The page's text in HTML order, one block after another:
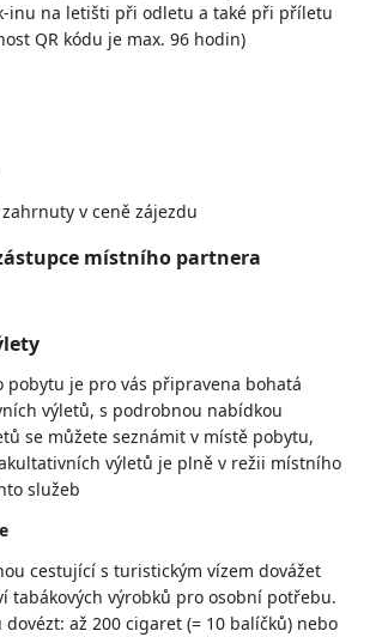
inu na letišti při odletu a také při příletu
QR kódu je max. 96 hodin)
v ceně zájezdu
místního partnera
pobytu je pro vás připravena bohatá
výletů, s podrobnou nabídkou
se můžete seznámit v místě pobytu,
výletů je plně v režii místního
služeb
cestující s turistickým vízem dovážet
tabákových výrobků pro osobní potřebu.
až 200 cigaret (= 10 balíčků) nebo